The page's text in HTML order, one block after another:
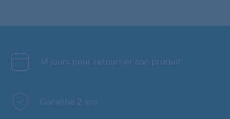
14 jours pour retourner son produit
Garantie 2 ans